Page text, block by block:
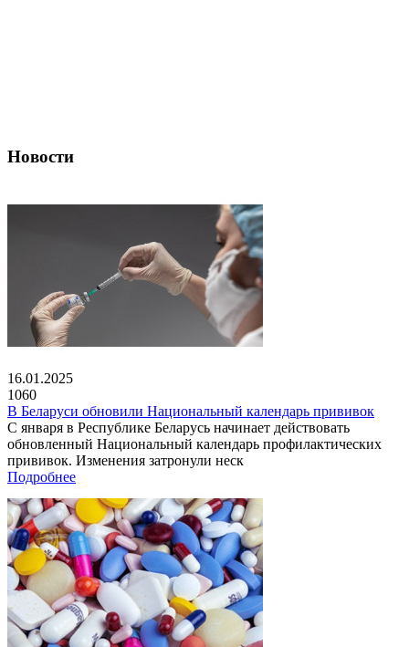
Новости
16.01.2025
1060
В Беларуси обновили Национальный календарь прививок
С января в Республике Беларусь начинает действовать
обновленный Национальный календарь профилактических
прививок. Изменения затронули неск
Подробнее